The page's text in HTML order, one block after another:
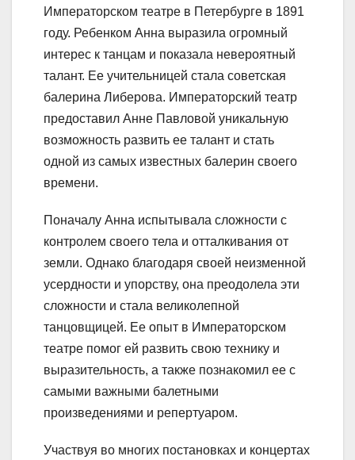
Императорском театре в Петербурге в 1891
году. Ребенком Анна выразила огромный
интерес к танцам и показала невероятный
талант. Ее учительницей стала советская
балерина Либерова. Императорский театр
предоставил Анне Павловой уникальную
возможность развить ее талант и стать
одной из самых известных балерин своего
времени.
Поначалу Анна испытывала сложности с
контролем своего тела и отталкивания от
земли. Однако благодаря своей неизменной
усердности и упорству, она преодолела эти
сложности и стала великолепной
танцовщицей. Ее опыт в Императорском
театре помог ей развить свою технику и
выразительность, а также познакомил ее с
самыми важными балетными
произведениями и репертуаром.
Участвуя во многих постановках и концертах